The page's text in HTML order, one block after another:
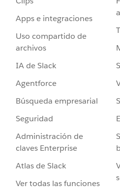
Apps e integraciones
Uso compartido de
archivos
IA de Slack
Agentforce
Búsqueda empresarial
Seguridad
Administración de
claves Enterprise
Atlas de Slack
Ver todas las funciones